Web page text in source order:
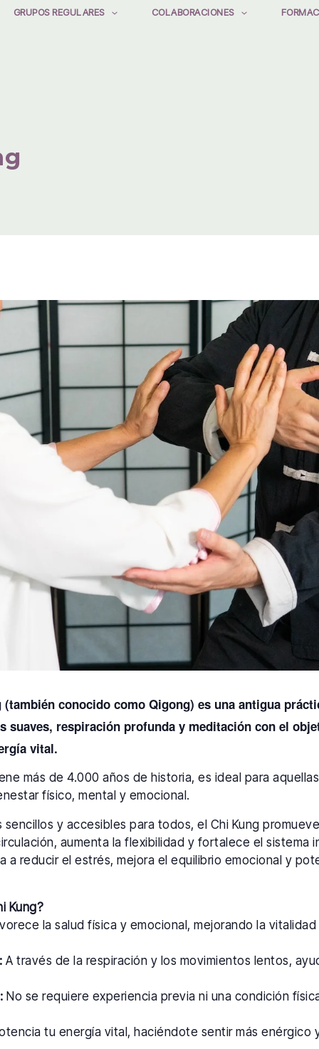
GRUPOS REGULARES COLABORACIONES
(también conocido como Qigong) es una antigua
suaves, respiración profunda y meditación con el
vital.
más de 4.000 años de historia, es ideal para
físico, mental y emocional.
y accesibles para todos, el Chi Kung
aumenta la flexibilidad y fortalece el sistema
a reducir el estrés, mejora el equilibrio emocional y
Kung?
la salud física y emocional, mejorando la
A través de la respiración y los movimientos lentos,
No se requiere experiencia previa ni una condición
tu energía vital, haciéndote sentir más enérgico